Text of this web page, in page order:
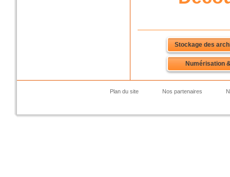
Stockage des
Numérisation
Plan du site Nos partenaires